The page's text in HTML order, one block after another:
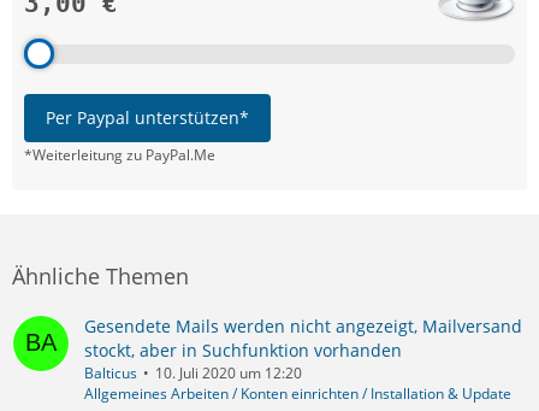
Per Paypal unterstützen*
*Weiterleitung zu PayPal.Me
Ähnliche Themen
Gesendete Mails werden nicht angezeigt, Mailversand
stockt, aber in Suchfunktion vorhanden
Balticus
10. Juli 2020 um 12:20
Allgemeines Arbeiten / Konten einrichten / Installation & Update